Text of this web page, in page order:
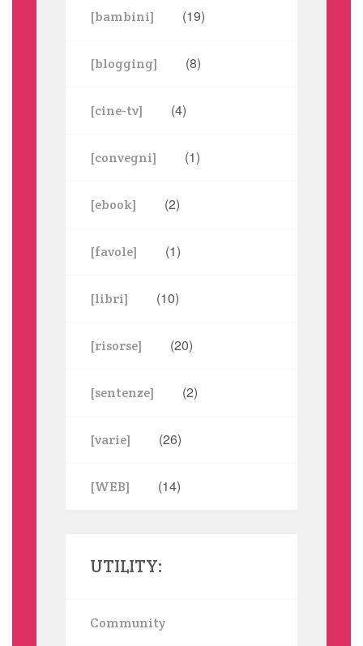
[bambini] (19)
[blogging] (8)
[cine-tv] (4)
[convegni] (1)
[ebook] (2)
[favole] (1)
[libri] (10)
[risorse] (20)
[sentenze] (2)
[varie] (26)
[WEB] (14)
UTILITY:
Community